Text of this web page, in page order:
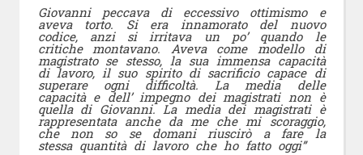
Giovanni peccava di eccessivo ottimismo e
aveva torto. Si era innamorato del nuovo
codice, anzi si irritava un po’ quando le
critiche montavano. Aveva come modello di
magistrato se stesso, la sua immensa capacità
di lavoro, il suo spirito di sacrificio capace di
superare ogni difficoltà. La media delle
capacità e dell’ impegno dei magistrati non è
quella di Giovanni. La media dei magistrati è
rappresentata anche da me che mi scoraggio,
che non so se domani riuscirò a fare la
stessa quantità di lavoro che ho fatto oggi”